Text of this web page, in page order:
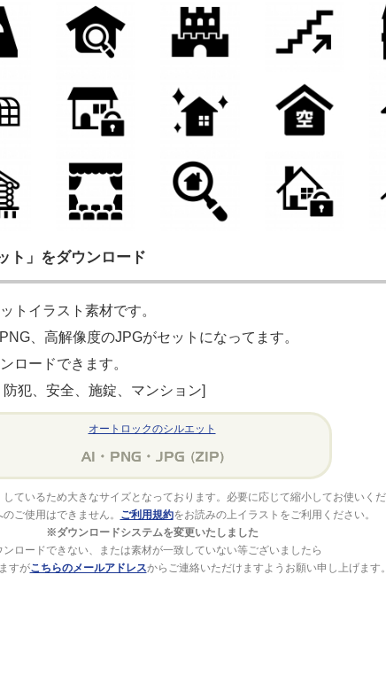
ト」をダウンロード
トイラスト素材です。
、高解像度のJPGがセットになってます。
ロードできます。
犯、安全、施錠、マンション]
オートロックのシルエット
ているため大きなサイズとなっております。必要に応じて縮小してお使いくだ
ご使用はできません。
ご利用規約をお読みの上イラストをご利用ください。
※ダウンロードシステムを変更いたしました
ンロードできない、または素材が一致していない等ございましたら
すがこちらのメールアドレスからご連絡いただけますようお願い申し上げます。